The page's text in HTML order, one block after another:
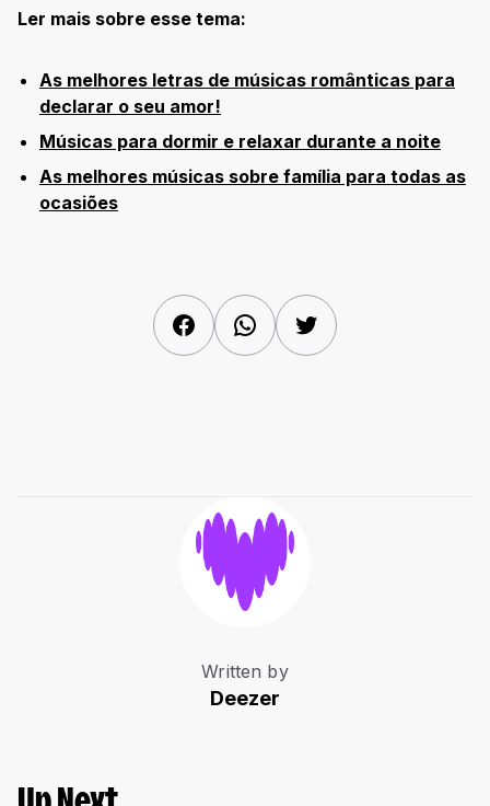
Ler mais sobre esse tema:
As melhores letras de músicas românticas para
declarar o seu amor!
Músicas para dormir e relaxar durante a noite
As melhores músicas sobre família para todas as
ocasiões
FacebookWhatsAppTwitter
Written by
Deezer